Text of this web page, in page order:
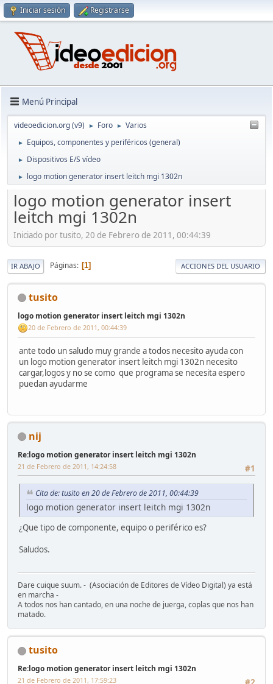
Iniciar sesión Registrarse
Menú Principal
videoedicion.org (v9) ► Foro ► Varios
► Equipos, componentes y periféricos (general)
► Dispositivos E/S vídeo
► logo motion generator insert leitch mgi 1302n
logo motion generator insert
leitch mgi 1302n
Iniciado por tusito, 20 de Febrero de 2011, 00:44:39
IR ABAJO Páginas 1 ACCIONES DEL USUARIO
tusito
logo motion generator insert leitch mgi 1302n
20 de Febrero de 2011, 00:44:39
ante todo un saludo muy grande a todos necesito ayuda con
un logo motion generator insert leitch mgi 1302n necesito
cargar,logos y no se como que programa se necesita espero
puedan ayudarme
nij
Re:logo motion generator insert leitch mgi 1302n
#1
21 de Febrero de 2011, 14:24:58
Cita de: tusito en 20 de Febrero de 2011, 00:44:39
logo motion generator insert leitch mgi 1302n
¿Que tipo de componente, equipo o periférico es?
Saludos.
Dare cuique suum. - (Asociación de Editores de Vídeo Digital) ya está
en marcha -
A todos nos han cantado, en una noche de juerga, coplas que nos han
matado.
tusito
Re:logo motion generator insert leitch mgi 1302n
21 de Febrero de 2011, 17:59:23